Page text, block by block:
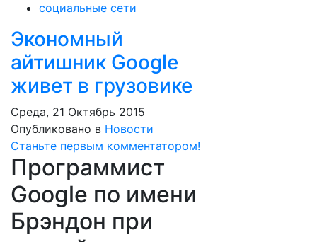
социальные сети
Экономный
айтишник Google
живет в грузовике
Среда, 21 Октябрь 2015
Опубликовано в Новости
Станьте первым комментатором!
Программист
Google по имени
Брэндон при